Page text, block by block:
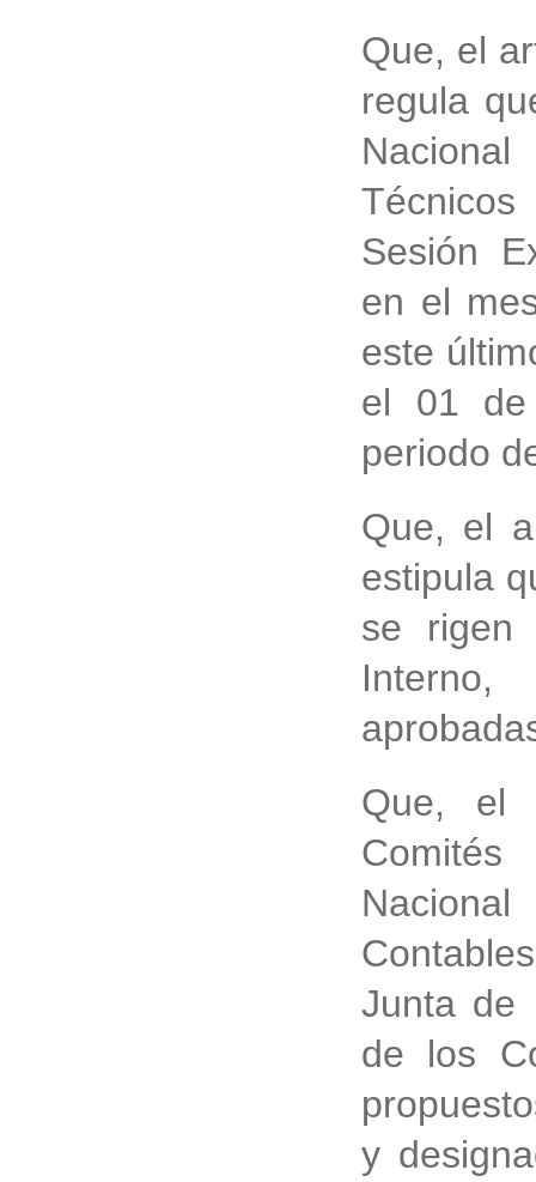
Que, el
regula
Sesión
en el
este
el 01 de
periodo
Que, el
estipula
se rigen
Que, el
Junta de
de los
y